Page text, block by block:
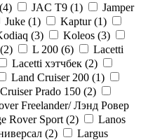
4) JAC T9 (1)
Jamper
Juke (1) Kaptur (1)
(3) Koleos (3)
2) L 200 (6)
Lacetti
Lacetti хэтчбек (2)
Land Cruiser 200 (1)
Prado 150 (2)
Freelander/ Лэнд Ровер
Rover Sport (2)
Lanos
(2)
Largus